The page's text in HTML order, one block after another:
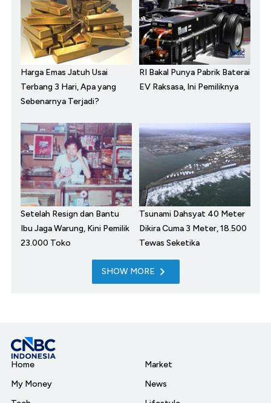
Harga Emas Jatuh Usai
Terbang 3 Hari, Apa yang
Sebenarnya Terjadi?
RI Bakal Punya Pabrik Baterai
EV Raksasa, Ini Pemiliknya
Setelah Resign dan Bantu
Ibu Jaga Warung, Kini Pemilik
23.000 Toko
Tsunami Dahsyat 40 Meter
Dikira Cuma 3 Meter, 18.500
Tewas Seketika
SHOW MORE
Home
My Money
Market
News